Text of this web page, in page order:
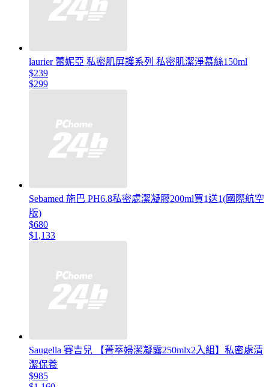
laurier 蕾妮亞 私密肌屏護系列 私密肌潔淨慕絲150ml
$239
$299
Sebamed 施巴 PH6.8私密處潔凝膠200ml買1送1(國際航空
版)
$680
$1,133
Saugella 賽吉兒 【菁萃婦潔凝露250mlx2入組】私密處清
潔保養
$985